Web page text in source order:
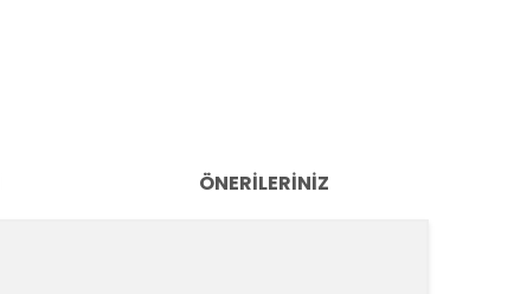
ÖNERILERINIZ